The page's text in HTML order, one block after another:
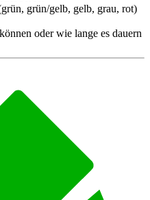
grün/gelb, gelb, grau, rot)
oder wie lange es dauern